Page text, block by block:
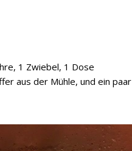
1 Zwiebel, 1 Dose
aus der Mühle, und ein paar